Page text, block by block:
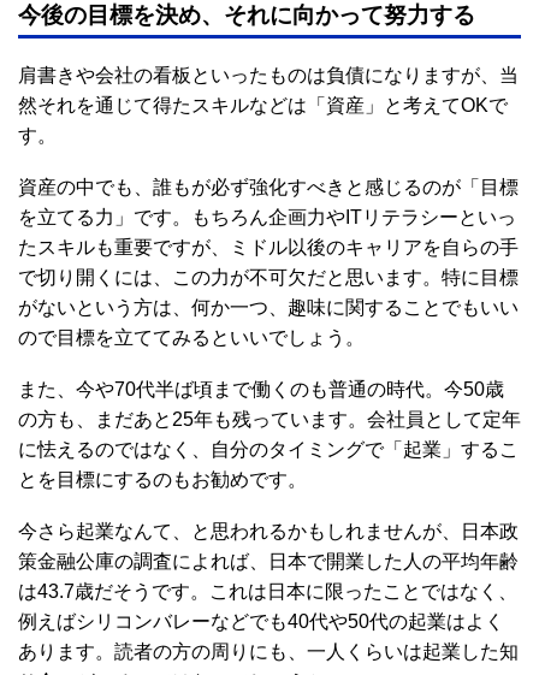
今後の目標を決め、それに向かって努力する
肩書きや会社の看板といったものは負債になりますが、当
然それを通じて得たスキルなどは「資産」と考えてOKで
す。
資産の中でも、誰もが必ず強化すべきと感じるのが「目標
を立てる力」です。もちろん企画力やITリテラシーといっ
たスキルも重要ですが、ミドル以後のキャリアを自らの手
で切り開くには、この力が不可欠だと思います。特に目標
がないという方は、何か一つ、趣味に関することでもいい
ので目標を立ててみるといいでしょう。
また、今や70代半ば頃まで働くのも普通の時代。今50歳
の方も、まだあと25年も残っています。会社員として定年
に怯えるのではなく、自分のタイミングで「起業」するこ
とを目標にするのもお勧めです。
今さら起業なんて、と思われるかもしれませんが、日本政
策金融公庫の調査によれば、日本で開業した人の平均年齢
は43.7歳だそうです。これは日本に限ったことではなく、
例えばシリコンバレーなどでも40代や50代の起業はよく
あります。読者の方の周りにも、一人くらいは起業した知